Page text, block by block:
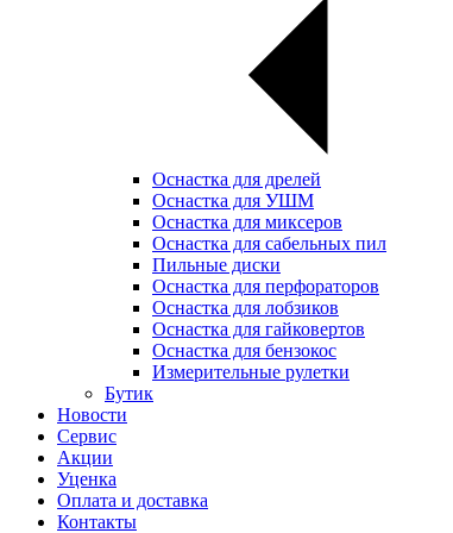
Оснастка для дрелей
Оснастка для УШМ
Оснастка для миксеров
Оснастка для сабельных пил
Пильные диски
Оснастка для перфораторов
Оснастка для лобзиков
Оснастка для гайковертов
Оснастка для бензокос
Измерительные рулетки
Бутик
Новости
Сервис
Акции
Уценка
Оплата и доставка
Контакты